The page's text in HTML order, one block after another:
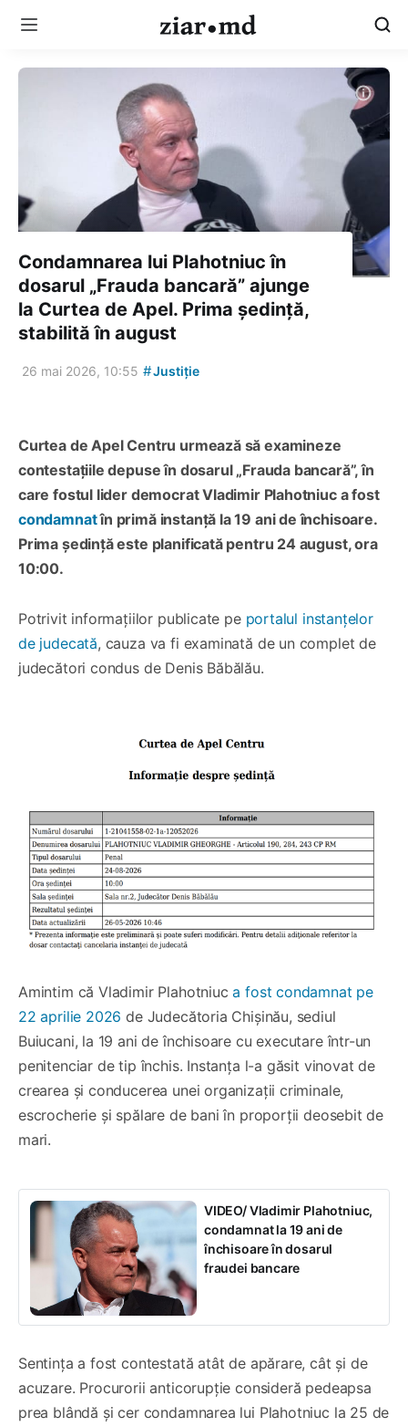
Condamnarea lui Plahotniuc în
dosarul „Frauda bancară” ajunge
la Curtea de Apel. Prima ședință,
stabilită în august
26 mai 2026, 10:55 #Justiție
Curtea de Apel Centru urmează să examineze
contestațiile depuse în dosarul „Frauda bancară”, în
care fostul lider democrat Vladimir Plahotniuc a fost
condamnatîn primă instanță la 19 ani de închisoare.
Prima ședință este planificată pentru 24 august, ora
10:00.
Potrivit informațiilor publicate pe portalul instanțelor
de judecată, cauza va fi examinată de un complet de
judecători condus de Denis Băbălău.
Amintim că Vladimir Plahotniuca fost condamnat pe
22 aprilie 2026 de Judecătoria Chișinău, sediul
Buiucani, la 19 ani de închisoare cu executare într-un
penitenciar de tip închis. Instanța l-a găsit vinovat de
crearea și conducerea unei organizații criminale,
escrocherie și spălare de bani în proporții deosebit de
mari.
VIDEO/ Vladimir Plahotniuc,
condamnat la 19 ani de
închisoare în dosarul
fraudei bancare
Sentința a fost contestată atât de apărare, cât și de
acuzare. Procurorii anticorupție consideră pedeapsa
prea blândă și cer condamnarea lui Plahotniuc la 25 de